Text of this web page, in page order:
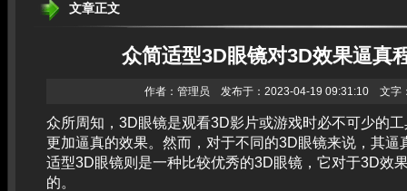
文章正文
众简适型3D眼镜对3D效果逼真
作者：管理员 发布于：2023-04-19 09:31:10 文字
众所周知，3D眼镜是观看3D影片或游戏时必不可少的
更加逼真的效果。然而，对于不同的3D眼镜来说，其逼
适型3D眼镜则是一种比较优秀的3D眼镜，它对于3D效
的。